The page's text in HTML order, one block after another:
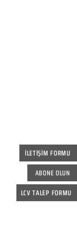
İLETİŞİM FORMU
ABONE OLUN
LCV TALEP FORMU